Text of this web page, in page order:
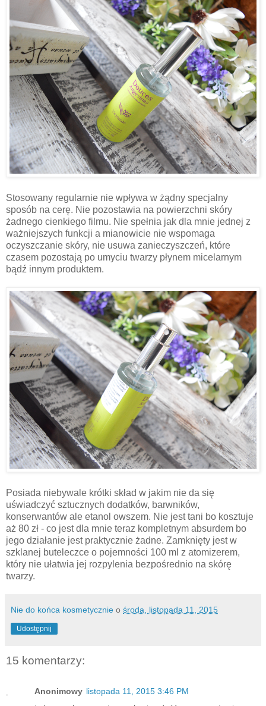
Stosowany regularnie nie wpływa w żądny specjalny
sposób na cerę. Nie pozostawia na powierzchni skóry
żadnego cienkiego filmu. Nie spełnia jak dla mnie jednej z
ważniejszych funkcji a mianowicie nie wspomaga
oczyszczanie skóry, nie usuwa zanieczyszczeń, które
czasem pozostają po umyciu twarzy płynem micelarnym
bądź innym produktem.
Posiada niebywale krótki skład w jakim nie da się
uświadczyć sztucznych dodatków, barwników,
konserwantów ale etanol owszem. Nie jest tani bo kosztuje
aż 80 zł - co jest dla mnie teraz kompletnym absurdem bo
jego działanie jest praktycznie żadne. Zamknięty jest w
szklanej buteleczce o pojemności 100 ml z atomizerem,
który nie ułatwia jej rozpylenia bezpośrednio na skórę
twarzy.
Nie do końca kosmetycznie o środa, listopada 11, 2015
Udostępnij
15 komentarzy:
Anonimowy listopada 11, 2015 3:46 PM